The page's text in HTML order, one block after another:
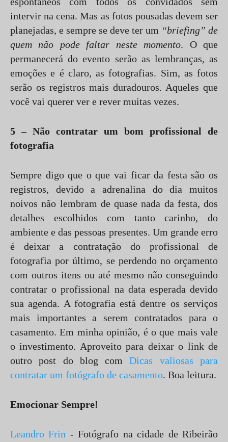
intervir na cena. Mas as fotos pousadas devem ser
planejadas, e sempre se deve ter um “briefing” de
quem não pode faltar neste momento. O que
permanecerá do evento serão as lembranças, as
emoções e é claro, as fotografias. Sim, as fotos
serão os registros mais duradouros. Aqueles que
você vai querer ver e rever muitas vezes.
5 – Não contratar um bom profissional de
fotografia
Sempre digo que o que vai ficar da festa são os
registros, devido a adrenalina do dia muitos
noivos não lembram de quase nada da festa, dos
detalhes escolhidos com tanto carinho, do
ambiente e das pessoas presentes. Um grande erro
é deixar a contratação do profissional de
fotografia por último, se perdendo no orçamento
com outros itens ou até mesmo não conseguindo
contratar o profissional na data esperada devido
sua agenda. A fotografia está dentre os serviços
mais importantes a serem contratados para o
casamento. Em minha opinião, é o que mais vale
o investimento. Aproveito para deixar o link de
outro post do blog comDicas valiosas para
contratar um fotógrafo de casamento. Boa leitura.
Emocionar Sempre!
Leandro Frin - Fotógrafo na cidade de Ribeirão